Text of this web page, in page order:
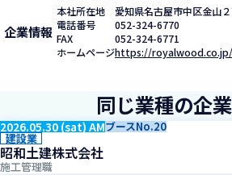
企業情報
本社所在地
愛知県名古屋市中区金山
電話番号
052-324-6770
FAX
052-324-6771
ホームページhttps://royalwood.co.jp/
同じ業種の企業
2026.05.30 (sat) AMブースNo.20
建設業
昭和土建株式会社
施工管理職